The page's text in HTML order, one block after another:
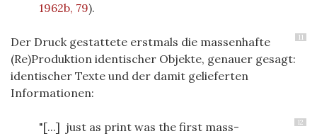
1962b, 79).
11
Der Druck gestattete erstmals die massenhafte
(Re)Produktion identischer Objekte, genauer gesagt:
identischer Texte und der damit gelieferten
Informationen:
12
"[...] just as print was the first mass-